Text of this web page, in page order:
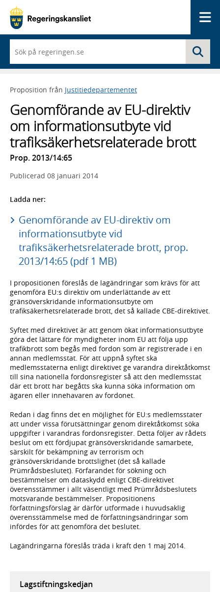
du
börjar
skriva
framträder
lista
med
sökförslag
Proposition från Justitiedepartementet
Genomförande av EU-direktiv
om informationsutbyte vid
trafiksäkerhetsrelaterade brott
Prop. 2013/14:65
Publicerad 08 januari 2014
Ladda ner:
Genomförande av EU-direktiv om
informationsutbyte vid
trafiksäkerhetsrelaterade brott, prop.
2013/14:65 (pdf 1 MB)
I propositionen föreslås de lagändringar som krävs för att
genomföra EU:s direktiv om underlättande av ett
gränsöverskridande informationsutbyte om
trafiksäkerhetsrelaterade brott, det så kallade CBE-direktivet.
Syftet med direktivet är att genom ökat informationsutbyte
göra det lättare för myndigheter inom EU att följa upp
trafikbrott som begås med fordon som är registrerade i en
annan medlemsstat. För att uppnå syftet ska
medlemsstaterna enligt direktivet ge varandra direktåtkomst
till sina nationella fordonsregister så att den medlemsstat
där ett brott har begåtts ska kunna söka information om
ägaren eller innehavaren av fordonet.
Redan i dag finns det en möjlighet för EU:s medlemsstater
att under vissa förutsättningar genom direktåtkomst söka
uppgifter i varandras fordonsregister. Detta följer av rådets
beslut om ett fördjupat gränsöverskridande samarbete,
särskilt för bekämpning av terrorism och
gränsöverskridande brottslighet (det så kallade
Prümrådsbeslutet). Förfarandet för sökning och
bestämmelser om dataskydd enligt CBE-direktivet
överensstämmer i allt väsentligt med Prümrådsbeslutets
motsvarande bestämmelser. Propositionens
författningsförslag är därför utformade i huvudsaklig
överensstämmelse med de författningsändringar som
infördes för att genomföra det beslutet.
Lagändringarna föreslås träda i kraft den 1 maj 2014.
Lagstiftningskedjan